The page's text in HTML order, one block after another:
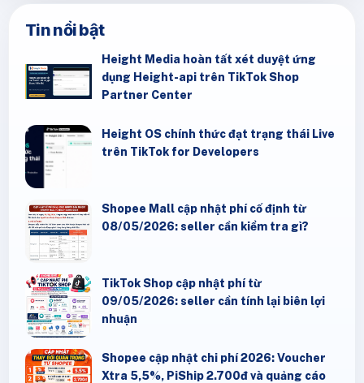
Tin nổi bật
Height Media hoàn tất xét duyệt ứng
dụng Height-api trên TikTok Shop
Partner Center
Height OS chính thức đạt trạng thái Live
trên TikTok for Developers
Shopee Mall cập nhật phí cố định từ
08/05/2026: seller cần kiểm tra gì?
TikTok Shop cập nhật phí từ
09/05/2026: seller cần tính lại biên lợi
nhuận
Shopee cập nhật chi phí 2026: Voucher
Xtra 5,5%, PiShip 2.700đ và quảng cáo